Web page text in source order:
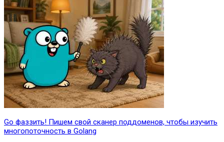
Go фаззить! Пишем свой сканер поддоменов, чтобы изучить
многопоточность в Golang